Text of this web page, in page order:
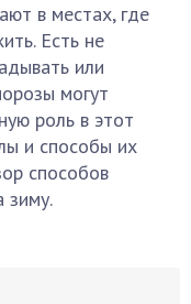
в местах, где
Есть не
или
могут
роль в этот
и способы их
способов
зиму.